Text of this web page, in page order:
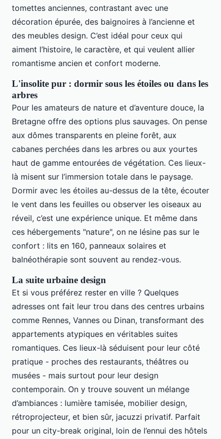
tomettes anciennes, contrastant avec une
décoration épurée, des baignoires à l’ancienne et
des meubles design. C’est idéal pour ceux qui
aiment l’histoire, le caractère, et qui veulent allier
romantisme ancien et confort moderne.
L'insolite pur : dormir sous les étoiles ou dans les
arbres
Pour les amateurs de nature et d’aventure douce, la
Bretagne offre des options plus sauvages. On pense
aux dômes transparents en pleine forêt, aux
cabanes perchées dans les arbres ou aux yourtes
haut de gamme entourées de végétation. Ces lieux-
là misent sur l’immersion totale dans le paysage.
Dormir avec les étoiles au-dessus de la tête, écouter
le vent dans les feuilles ou observer les oiseaux au
réveil, c’est une expérience unique. Et même dans
ces hébergements "nature", on ne lésine pas sur le
confort : lits en 160, panneaux solaires et
balnéothérapie sont souvent au rendez-vous.
La suite urbaine design
Et si vous préférez rester en ville ? Quelques
adresses ont fait leur trou dans des centres urbains
comme Rennes, Vannes ou Dinan, transformant des
appartements atypiques en véritables suites
romantiques. Ces lieux-là séduisent pour leur côté
pratique - proches des restaurants, théâtres ou
musées - mais surtout pour leur design
contemporain. On y trouve souvent un mélange
d’ambiances : lumière tamisée, mobilier design,
rétroprojecteur, et bien sûr, jacuzzi privatif. Parfait
pour un city-break original, loin de l’ennui des hôtels